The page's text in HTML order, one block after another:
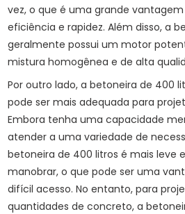
vez, o que é uma grande
eficiência e rapidez. Além disso, a
geralmente possui um motor
mistura homogênea e de alta
Por outro lado, a betoneira de 400
pode ser mais adequada para
Embora tenha uma capacidade
atender a uma variedade de
betoneira de 400 litros é mais leve
manobrar, o que pode ser uma
difícil acesso. No entanto, para
quantidades de concreto, a